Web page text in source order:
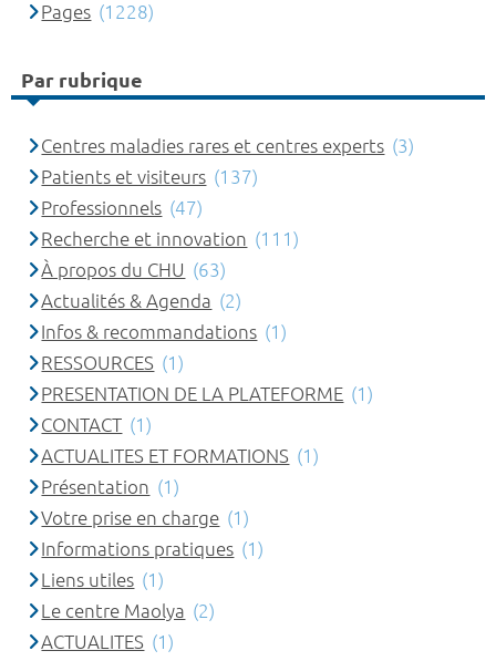
Pages (1228)
Par rubrique
Centres maladies rares et centres experts (3)
Patients et visiteurs (137)
Professionnels (47)
Recherche et innovation (111)
À propos du CHU (63)
Actualités & Agenda (2)
Infos & recommandations (1)
RESSOURCES (1)
PRESENTATION DE LA PLATEFORME (1)
CONTACT (1)
ACTUALITES ET FORMATIONS (1)
Présentation (1)
Votre prise en charge (1)
Informations pratiques (1)
Liens utiles (1)
Le centre Maolya (2)
ACTUALITES (1)